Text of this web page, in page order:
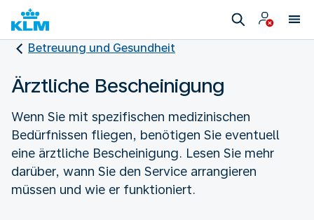
Betreuung und Gesundheit
Ärztliche Bescheinigung
Wenn Sie mit spezifischen medizinischen
Bedürfnissen fliegen, benötigen Sie eventuell
eine ärztliche Bescheinigung. Lesen Sie mehr
darüber, wann Sie den Service arrangieren
müssen und wie er funktioniert.